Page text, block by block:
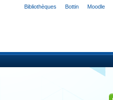
Bibliothèques Bottin Moodle